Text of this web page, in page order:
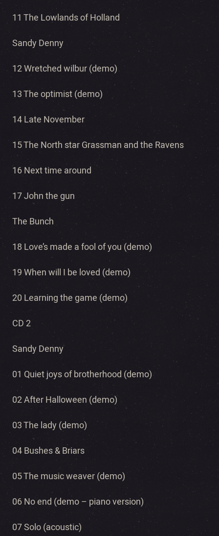
11 The Lowlands of Holland
Sandy Denny
12 Wretched wilbur (demo)
13 The optimist (demo)
14 Late November
15 The North star Grassman and the Ravens
16 Next time around
17 John the gun
The Bunch
18 Love’s made a fool of you (demo)
19 When will I be loved (demo)
20 Learning the game (demo)
CD 2
Sandy Denny
01 Quiet joys of brotherhood (demo)
02 After Halloween (demo)
03 The lady (demo)
04 Bushes & Briars
05 The music weaver (demo)
06 No end (demo – piano version)
07 Solo (acoustic)